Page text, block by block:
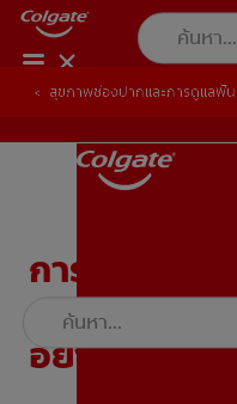
สุขภาพช่องปากและการดูแลฟั
การดูแลสุขภ
และมีควา
อย่างไร